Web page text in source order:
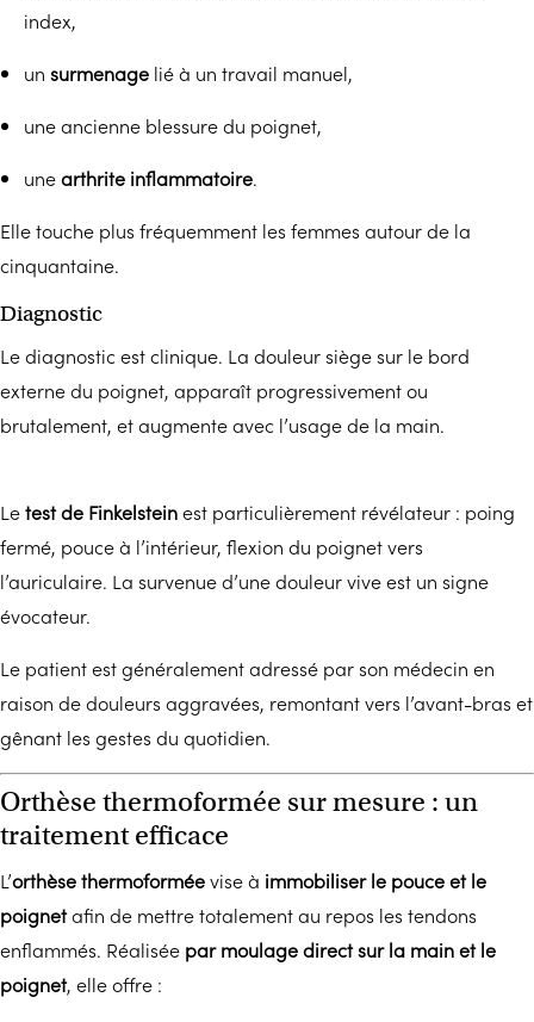
index,
un surmenage lié à un travail manuel,
une ancienne blessure du poignet,
unearthrite inflammatoire.
Elle touche plus fréquemment les femmes autour de la
cinquantaine.
Diagnostic
Le diagnostic est clinique. La douleur siège sur le bord
externe du poignet, apparaît progressivement ou
brutalement, et augmente avec l’usage de la main.
Letest de Finkelsteinest particulièrement révélateur : poing
fermé, pouce à l’intérieur, flexion du poignet vers
l’auriculaire. La survenue d’une douleur vive est un signe
évocateur.
Le patient est généralement adressé par son médecin en
raison de douleurs aggravées, remontant vers l’avant-bras et
gênant les gestes du quotidien.
Orthèse thermoformée sur mesure : un
traitement efficace
L’orthèse thermoforméevise à immobiliser le pouce et le
poignetafin de mettre totalement au repos les tendons
enflammés. Réalisée par moulage direct sur la main et le
poignet, elle offre :